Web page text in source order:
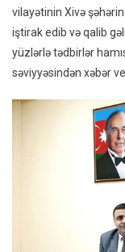
vilayətinin Xivə
iştirak edib və qalib
yüzlərlə tədbirlər
səviyyəsindən xəbər